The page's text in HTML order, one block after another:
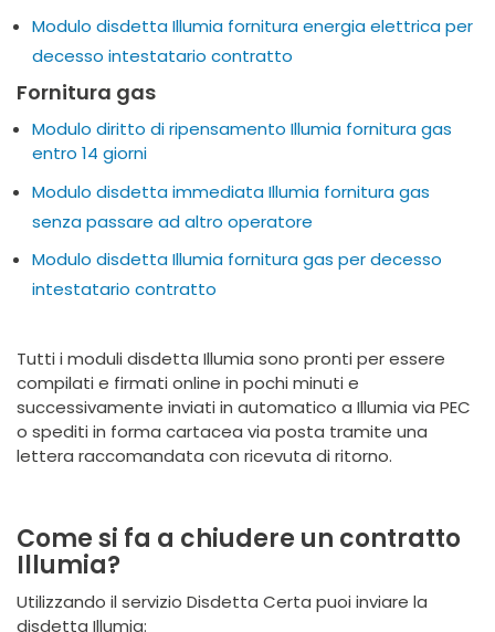
Modulo disdetta Illumia fornitura energia elettrica per
decesso intestatario contratto
Fornitura gas
Modulo diritto di ripensamento Illumia fornitura gas
entro 14 giorni
Modulo disdetta immediata Illumia fornitura gas
senza passare ad altro operatore
Modulo disdetta Illumia fornitura gas per decesso
intestatario contratto
Tutti i moduli disdetta Illumia sono pronti per essere
compilati e firmati online in pochi minuti e
successivamente inviati in automatico a Illumia via PEC
o spediti in forma cartacea via posta tramite una
lettera raccomandata con ricevuta di ritorno.
Come si fa a chiudere un contratto
Illumia?
Utilizzando il servizio Disdetta Certa puoi inviare la
disdetta Illumia: